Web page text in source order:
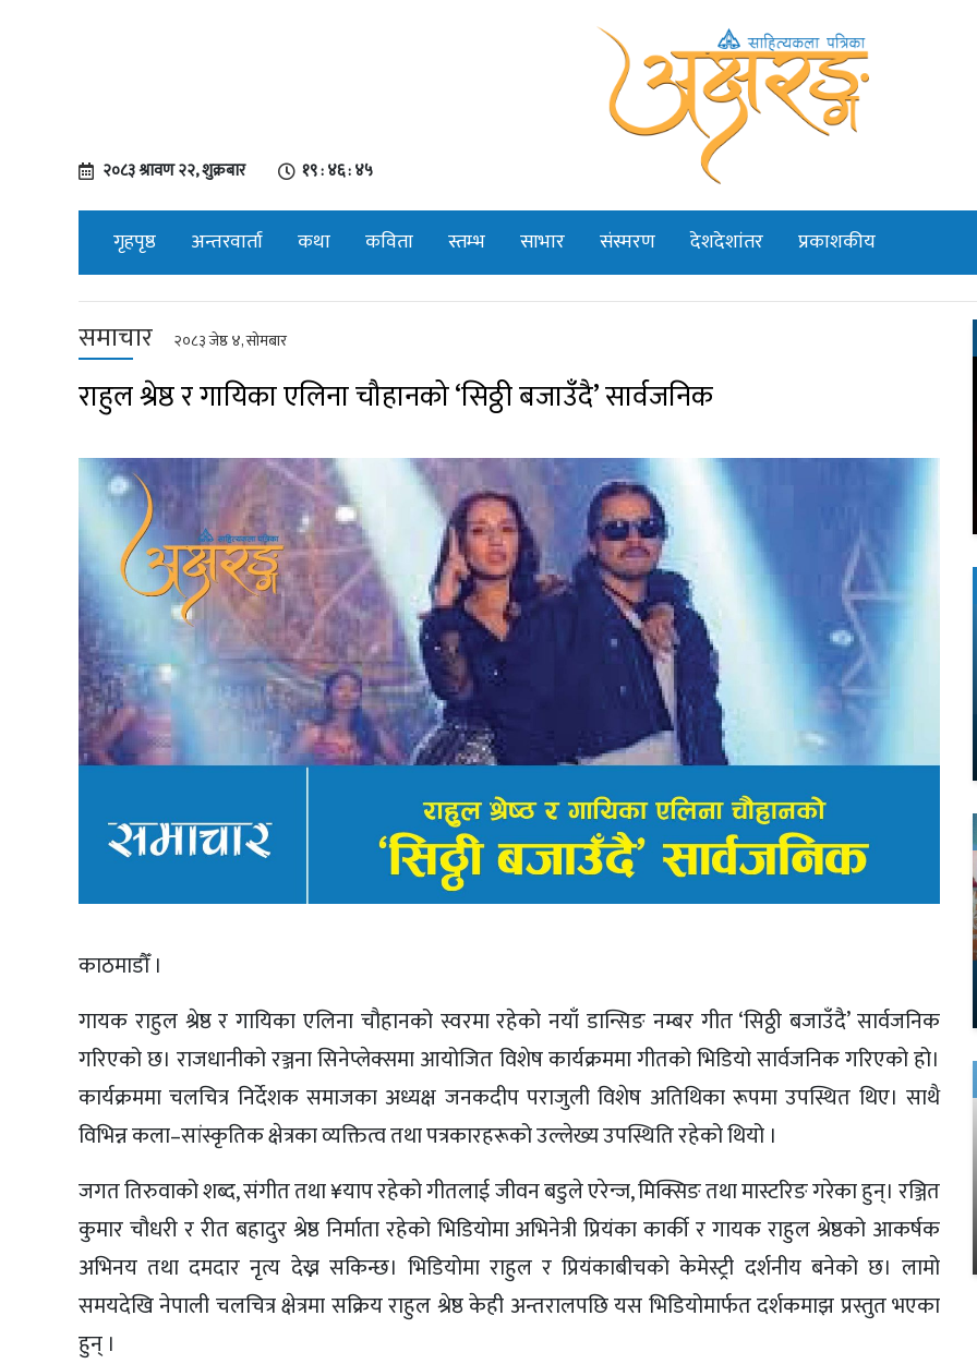
२०८३ श्रावण २२, शुक्रबार १९ : ४६ : ४६
गृहपृष्ठ अन्तरवार्ता कथा कविता स्तम्भ साभार संस्मरण देशदेशांतर प्रकाशकीय
समाचार २०८३ जेष्ठ ४, सोमबार
राहुल श्रेष्ठ र गायिका एलिना चौहानको ‘सिठ्ठी बजाउँदै’ सार्वजनिक
काठमाडौँ ।
गायक राहुल श्रेष्ठ र गायिका एलिना चौहानको स्वरमा रहेको नयाँ डान्सिङ नम्बर गीत ‘सिठ्ठी बजाउँदै’ सार्वजनिक
गरिएको छ। राजधानीको रञ्जना सिनेप्लेक्समा आयोजित विशेष कार्यक्रममा गीतको भिडियो सार्वजनिक गरिएको हो।
कार्यक्रममा चलचित्र निर्देशक समाजका अध्यक्ष जनकदीप पराजुली विशेष अतिथिका रूपमा उपस्थित थिए। साथै
विभिन्न कला–सांस्कृतिक क्षेत्रका व्यक्तित्व तथा पत्रकारहरूको उल्लेख्य उपस्थिति रहेको थियो ।
जगत तिरुवाको शब्द, संगीत तथा ¥याप रहेको गीतलाई जीवन बडुले एरेन्ज, मिक्सिङ तथा मास्टरिङ गरेका हुन्। रञ्जित
कुमार चौधरी र रीत बहादुर श्रेष्ठ निर्माता रहेको भिडियोमा अभिनेत्री प्रियंका कार्की र गायक राहुल श्रेष्ठको आकर्षक
अभिनय तथा दमदार नृत्य देख्न सकिन्छ। भिडियोमा राहुल र प्रियंकाबीचको केमेस्ट्री दर्शनीय बनेको छ। लामो
समयदेखि नेपाली चलचित्र क्षेत्रमा सक्रिय राहुल श्रेष्ठ केही अन्तरालपछि यस भिडियोमार्फत दर्शकमाझ प्रस्तुत भएका
हुन् ।